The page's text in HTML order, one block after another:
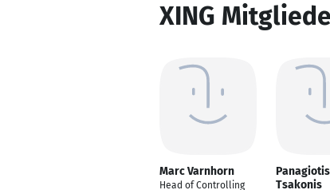
XING
Marc Varnhorn
Head of Controlling
Panagiotis
Tsakonis